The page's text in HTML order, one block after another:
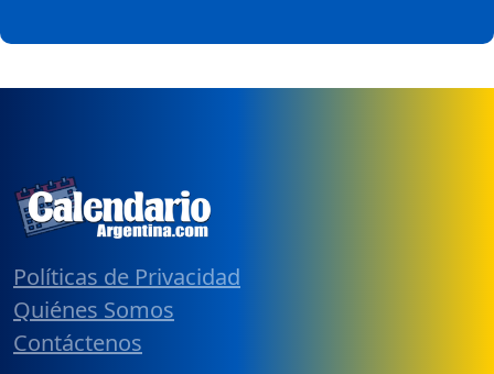
Políticas de Privacidad
Quiénes Somos
Contáctenos